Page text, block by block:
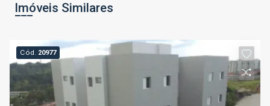
Imóveis Similares
Cód. 20977